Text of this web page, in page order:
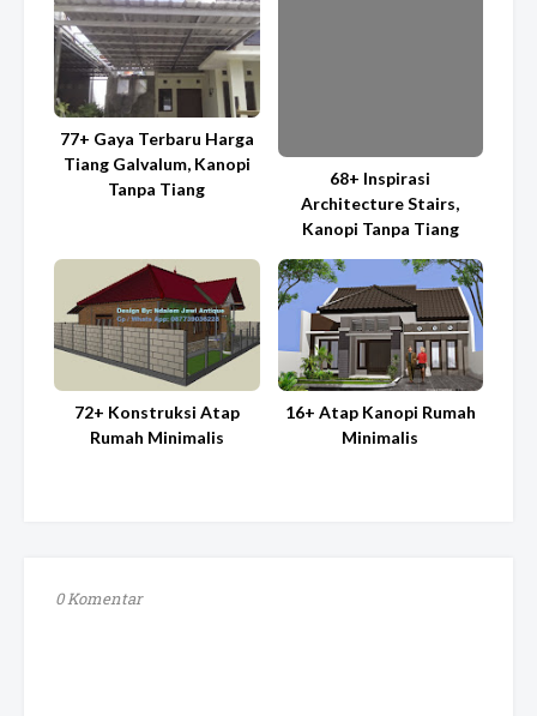
77+ Gaya Terbaru Harga
Tiang Galvalum, Kanopi
Tanpa Tiang
68+ Inspirasi
Architecture Stairs,
Kanopi Tanpa Tiang
72+ Konstruksi Atap
Rumah Minimalis
16+ Atap Kanopi Rumah
Minimalis
0 Komentar